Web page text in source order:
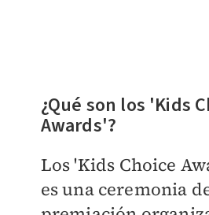
¿Qué son los 'Kids
Awards'?
Los 'Kids Choice
es una ceremonia